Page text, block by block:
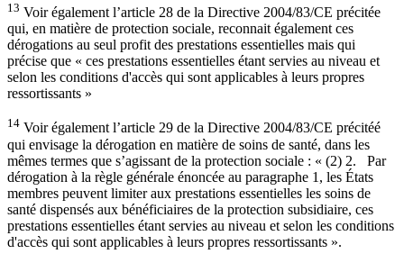
13 Voir également l’article 28 de la Directive 2004/83/CE précitée
qui, en matière de protection sociale, reconnait également ces
dérogations au seul profit des prestations essentielles mais qui
précise que « ces prestations essentielles étant servies au niveau et
selon les conditions d'accès qui sont applicables à leurs propres
ressortissants »
14 Voir également l’article 29 de la Directive 2004/83/CE précitéé
qui envisage la dérogation en matière de soins de santé, dans les
mêmes termes que s’agissant de la protection sociale : « (2) 2. Par
dérogation à la règle générale énoncée au paragraphe 1, les États
membres peuvent limiter aux prestations essentielles les soins de
santé dispensés aux bénéficiaires de la protection subsidiaire, ces
prestations essentielles étant servies au niveau et selon les conditions
d'accès qui sont applicables à leurs propres ressortissants ».